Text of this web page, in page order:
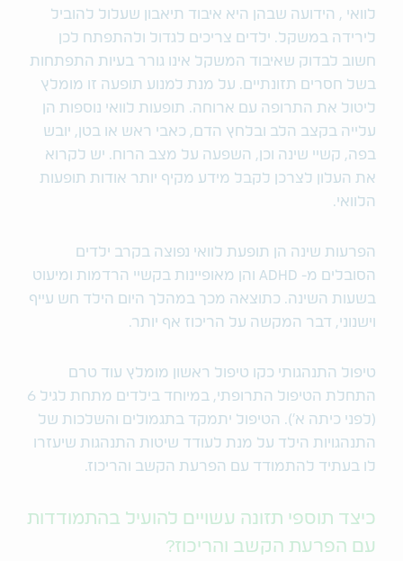
לוואי , הידועה שבהן היא איבוד תיאבון שעלול להוביל
לירידה במשקל. ילדים צריכים לגדול ולהתפתח לכן
חשוב לבדוק שאיבוד המשקל אינו גורר בעיות התפתחות
בשל חסרים תזונתיים. על מנת למנוע תופעה זו מומלץ
ליטול את התרופה עם ארוחה. תופעות לוואי נוספות הן
עלייה בקצב הלב ובלחץ הדם, כאבי ראש או בטן, יובש
בפה, קשיי שינה וכן, השפעה על מצב הרוח. יש לקרוא
את העלון לצרכן לקבל מידע מקיף יותר אודות תופעות
הלוואי.
הפרעות שינה הן תופעת לוואי נפוצה בקרב ילדים
הסובלים מ- ADHD והן מאופיינות בקשיי הרדמות ומיעוט
בשעות השינה. כתוצאה מכך במהלך היום הילד חש עייף
וישנוני, דבר המקשה על הריכוז אף יותר.
טיפול התנהגותי כקו טיפול ראשון מומלץ עוד טרם
התחלת הטיפול התרופתי, במיוחד בילדים מתחת לגיל 6
(לפני כיתה א'). הטיפול יתמקד בתגמולים והשלכות של
התנהגויות הילד על מנת לעודד שיטות התנהגות שיעזרו
לו בעתיד להתמודד עם הפרעת הקשב והריכוז.
כיצד תוספי תזונה עשויים להועיל בהתמודדות
עם הפרעת הקשב והריכוז?